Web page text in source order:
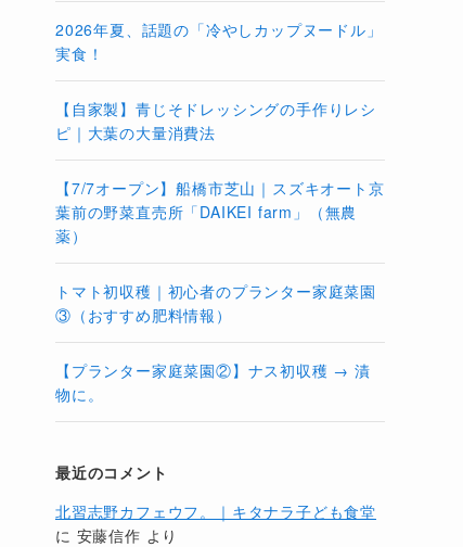
2026年夏、話題の「冷やしカップヌードル」
実食！
【自家製】青じそドレッシングの手作りレシ
ピ｜大葉の大量消費法
【7/7オープン】船橋市芝山｜スズキオート京
葉前の野菜直売所「DAIKEI farm」（無農
薬）
トマト初収穫｜初心者のプランター家庭菜園
③（おすすめ肥料情報）
【プランター家庭菜園②】ナス初収穫 → 漬
物に。
最近のコメント
北習志野カフェウフ。｜キタナラ子ども食堂
に 安藤信作 より